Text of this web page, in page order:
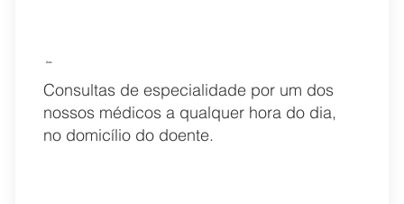
Ärzte
Consultas de especialidade por um dos
nossos médicos a qualquer hora do dia,
no domicílio do doente.